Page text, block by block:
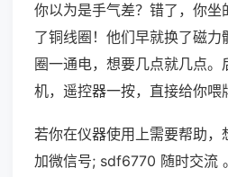
你以为是手气差？错了，你坐
了铜线圈！他们早就换了磁
圈一通电，想要几点就几点
机，遥控器一按，直接给你喂
若你在仪器使用上需要帮助，
加微信号; sdf6770 随时交流 。